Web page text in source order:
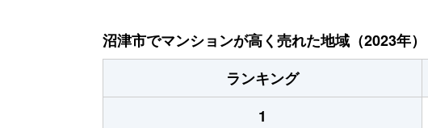
沼津市でマンションが高く売れた地域（2023年）
ランキング
1